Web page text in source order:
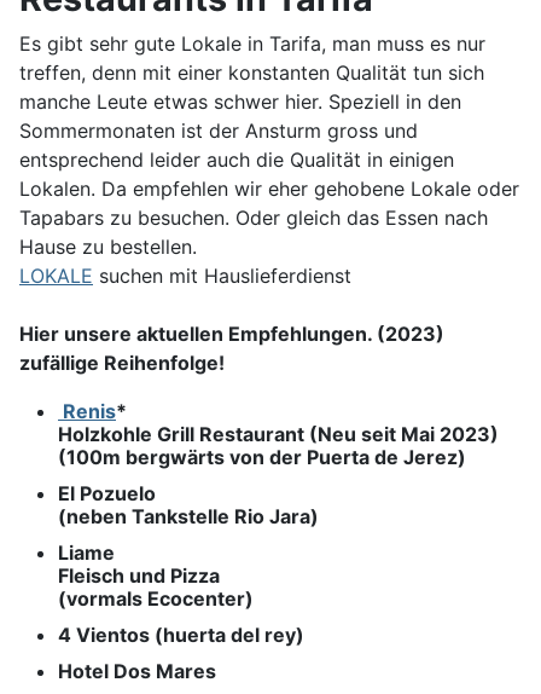
Es gibt sehr gute Lokale in Tarifa, man muss es nur
treffen, denn mit einer konstanten Qualität tun sich
manche Leute etwas schwer hier. Speziell in den
Sommermonaten ist der Ansturm gross und
entsprechend leider auch die Qualität in einigen
Lokalen. Da empfehlen wir eher gehobene Lokale oder
Tapabars zu besuchen. Oder gleich das Essen nach
Hause zu bestellen.
LOKALE suchen mit Hauslieferdienst
Hier unsere aktuellen Empfehlungen. (2023)
zufällige Reihenfolge!
Renis*
Holzkohle Grill Restaurant (Neu seit Mai 2023)
(100m bergwärts von der Puerta de Jerez)
El Pozuelo
(neben Tankstelle Rio Jara)
Liame
Fleisch und Pizza
(vormals Ecocenter)
4 Vientos (huerta del rey)
Hotel Dos Mares